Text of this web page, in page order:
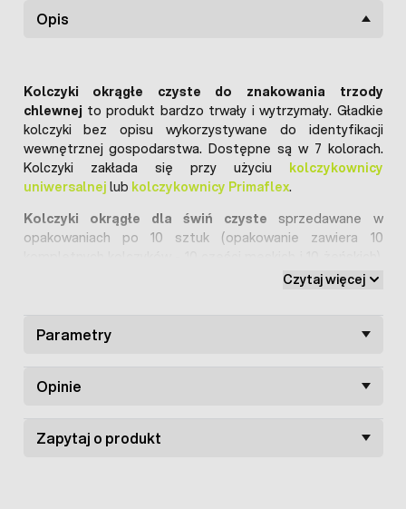
Opis
Kolczyki okrągłe czyste do znakowania trzody
chlewnej to produkt bardzo trwały i wytrzymały. Gładkie
kolczyki bez opisu wykorzystywane do identyfikacji
wewnętrznej gospodarstwa. Dostępne są w 7 kolorach.
Kolczyki zakłada się przy użyciu kolczykownicy
uniwersalnej lub kolczykownicy Primaflex.
Kolczyki okrągłe dla świń czyste sprzedawane w
opakowaniach po 10 sztuk (opakowanie zawiera 10
Kolczyki w tym rozmiarze nazywane kolczykami
Do opisu kolczyków dedykowany jest specjalny marker
Czytaj więcej
Parametry
Opinie
Zapytaj o produkt